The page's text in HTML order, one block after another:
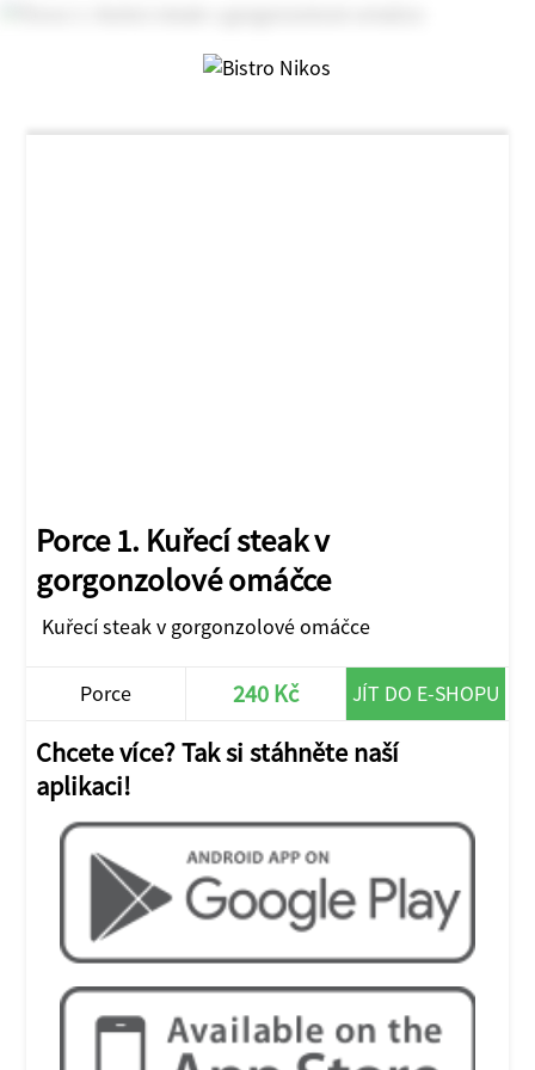
Porce 1. Kuřecí steak v
gorgonzolové omáčce
Kuřecí steak v gorgonzolové omáčce
Porce 240 Kč JÍT DO E-SHOPU
Chcete více? Tak si stáhněte naší
aplikaci!